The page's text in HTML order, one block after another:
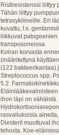
Ristiresistenssi liittyy
Tähän liittyy
tetrasykliineille..Eri
kuvattu, t.s.
liikkuvat
transposoneissa.
Koiran korvasta
(määritettynä
(122 bakteerikantaa)
Streptococcus spp,
5.2.
ihon läpi on vähäistä.
rasvaliukoisia
Diesterit muuttuvat
tehosta. Koe-